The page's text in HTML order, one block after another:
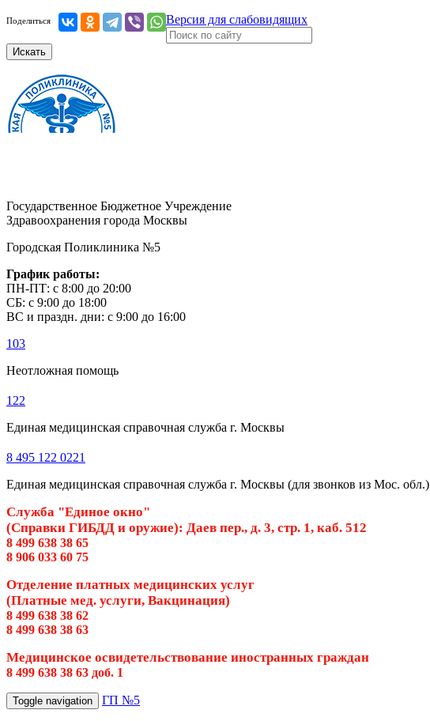
Поделиться Версия для слабовидящих
Искать
Государственное Бюджетное Учреждение
Здравоохранения города Москвы
Городская Поликлиника №5
График работы:
ПН-ПТ: с 8:00 до 20:00
СБ: с 9:00 до 18:00
ВС и праздн. дни: с 9:00 до 16:00
103
Неотложная помощь
122
Единая медицинская справочная служба г. Москвы
8 495 122 0221
Единая медицинская справочная служба г. Москвы (для звонков из Мос. обл.)
Служба "Единое окно"
(Справки ГИБДД и оружие): Даев пер., д. 3, стр. 1, каб. 512
8 499 638 38 65
8 906 033 60 75
Отделение платных медицинских услуг
(Платные мед. услуги, Вакцинация)
8 499 638 38 62
8 499 638 38 63
Медицинское освидетельствование иностранных граждан
8 499 638 38 63 доб. 1
Toggle navigation ГП №5